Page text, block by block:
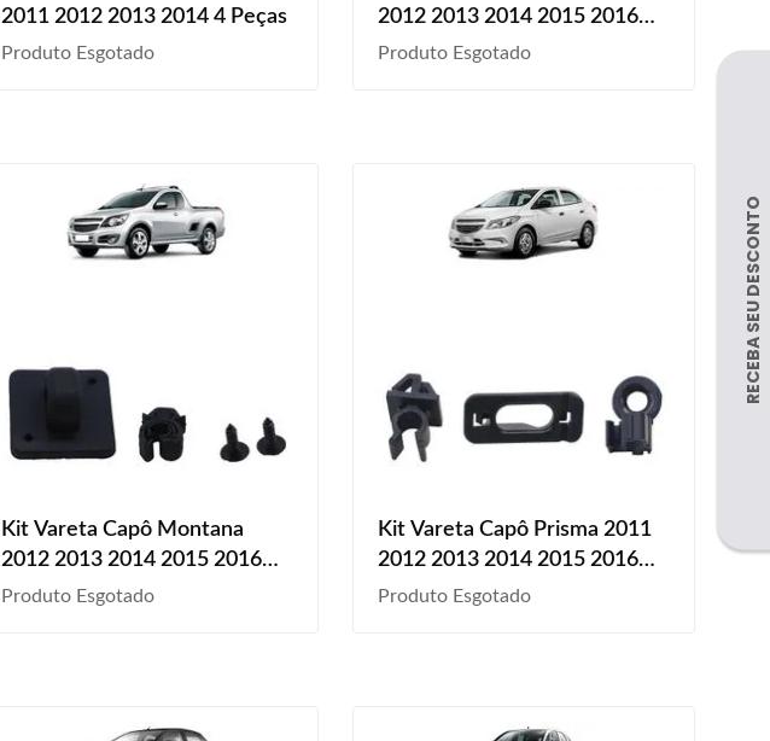
2011 2012 2013 2014 4 Peças
Produto Esgotado
2012 2013 2014 2015 2016
2017 2018 2019 4 Peças
Produto Esgotado
Kit Vareta Capô Montana
2012 2013 2014 2015 2016
2017 2018 2019 2020 4 Peças
Produto Esgotado
Kit Vareta Capô Prisma 2011
2012 2013 2014 2015 2016
2017 2018 2019 4 Peças
Produto Esgotado